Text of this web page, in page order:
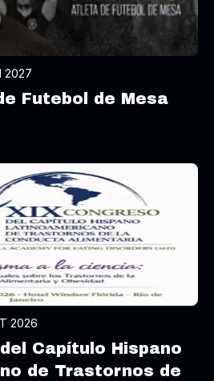
2027
Futebol de Mesa
2026
Capítulo Hispano
de Trastornos de